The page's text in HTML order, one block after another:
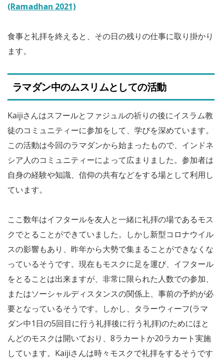
(Ramadhan 2021)
食事と礼拝を終えると、その日の残りの仕事に取り掛かり
ます。
ラマダン中のムスリムとしての活動
Kaijiさんはスフールとファジュルの祈りの後にイスラム教
徒のコミュニティーに参加をして、学びを深めています。
この活動は今回のラマダンから始まったもので、インドネ
シア人のコミュニティーによって広まりました。参加者は
自身の経験や知識、信仰の共有などをする場として利用し
ています。
ここ数年はイフタールを友人と一緒に礼拝の場であるモス
クでとることができていました。しかし新型コロナウイル
スの影響もあり、昨年から大勢で集まることができなくな
っているそうです。現在もモスクに足を運び、イフタール
をとることは出来ますが、非常に限られた人数での参加、
またはソーシャルディスタンスの関係上、事前の予約が必
要となっているそうです。しかし、タラーウィーフ(ラマ
ダン中1日の5回目に行う礼拝後に行う礼拝)のためにほと
んどのモスクは開いており、8ラカートか20ラカート実施
しています。Kaijiさんは時々モスクで礼拝をするそうです